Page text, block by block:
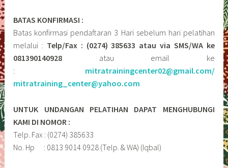
BATAS KONFIRMASI :
Batas konfirmasi pendaftaran 3 Hari sebelum hari pelatihan
melalui : Telp/Fax : (0274) 385633 atau via SMS/WA ke
081390140928 atau email ke
:
mitratrainingcenter02@gmail.com/
mitratraining_center@yahoo.com
UNTUK UNDANGAN PELATIHAN DAPAT MENGHUBUNGI
KAMI DI NOMOR :
Telp. Fax : (0274) 385633
No. Hp : 0813 9014 0928 (Telp. & WA) (Iqbal)